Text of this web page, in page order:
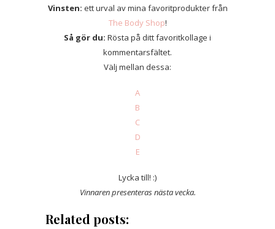
Vinsten: ett urval av mina favoritprodukter från
The Body Shop!
Så gör du: Rösta på ditt favoritkollage i
kommentarsfältet.
Välj mellan dessa:
A
B
C
D
E
Lycka till! :)
Vinnaren presenteras nästa vecka.
Related posts: